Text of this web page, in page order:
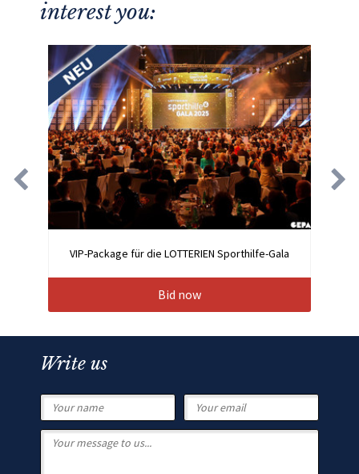
interest you:
VIP-Package für die LOTTERIEN Sporthilfe-Gala
Bid now
Write us